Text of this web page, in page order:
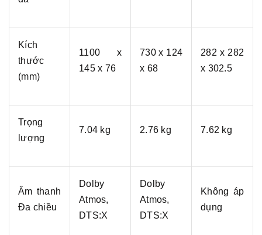
Kích
thước
(mm)
1100 x
145 x 76
730 x 124
x 68
282 x 282
x 302.5
Trọng
lượng
7.04 kg 2.76 kg 7.62 kg
Âm thanh
Đa chiều
Dolby
Atmos,
DTS:X
Dolby
Atmos,
DTS:X
Không áp
dụng